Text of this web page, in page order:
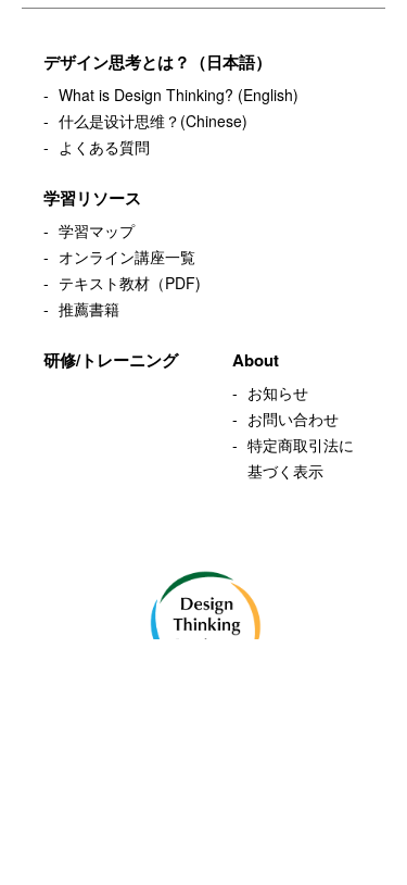
デザイン思考とは？（日本語）
What is Design Thinking? (English)
什么是设计思维？(Chinese)
よくある質問
学習リソース
学習マップ
オンライン講座一覧
テキスト教材（PDF)
推薦書籍
研修/トレーニング About
お知らせ
お問い合わせ
特定商取引法に
基づく表示